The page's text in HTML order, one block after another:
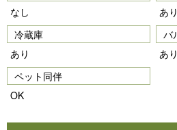
なし
あり
冷蔵庫
あり
バ
あり
ペット同伴
OK